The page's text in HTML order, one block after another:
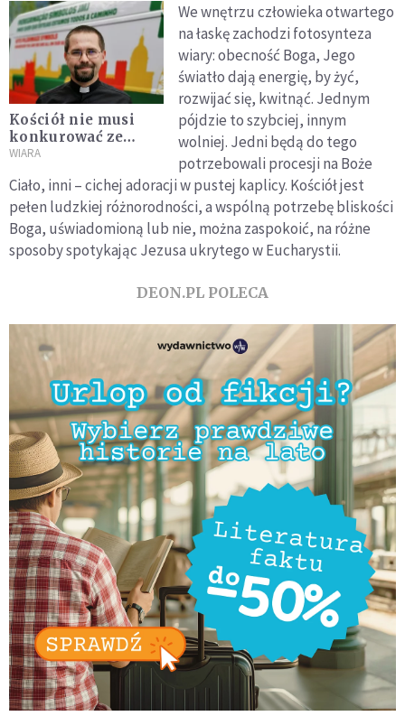
Kościół nie musi
konkurować ze
światem
WIARA
We wnętrzu człowieka otwartego
na łaskę zachodzi fotosynteza
wiary: obecność Boga, Jego
światło dają energię, by żyć,
rozwijać się, kwitnąć. Jednym
pójdzie to szybciej, innym
wolniej. Jedni będą do tego
potrzebowali procesji na Boże
Ciało, inni – cichej adoracji w pustej kaplicy. Kościół jest
pełen ludzkiej różnorodności, a wspólną potrzebę bliskości
Boga, uświadomioną lub nie, można zaspokoić, na różne
sposoby spotykając Jezusa ukrytego w Eucharystii.
DEON.PL POLECA